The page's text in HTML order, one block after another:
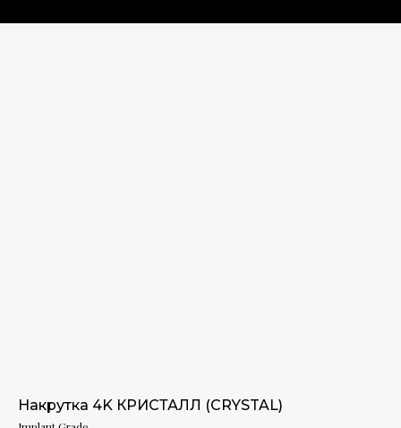
Накрутка 4K КРИСТАЛЛ (CRYSTAL)